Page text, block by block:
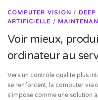
COMPUTER VISION /
ARTIFICIELLE /
Voir mieux,
ordinateur au
Vers un contrôle qualité plus
se renforcent, la computer
s’impose comme une solution